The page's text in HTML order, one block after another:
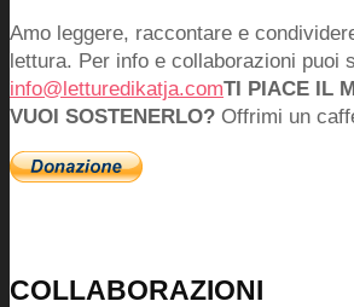
Amo leggere, raccontare e
lettura. Per info e collaborazioni puoi
info@letturedikatja.comTI PIACE IL
VUOI SOSTENERLO? Offrimi un
COLLABORAZIONI